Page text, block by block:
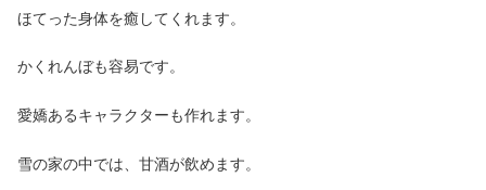
ほてった身体を癒してくれます。
かくれんぼも容易です。
愛嬌あるキャラクターも作れます。
雪の家の中では、甘酒が飲めます。